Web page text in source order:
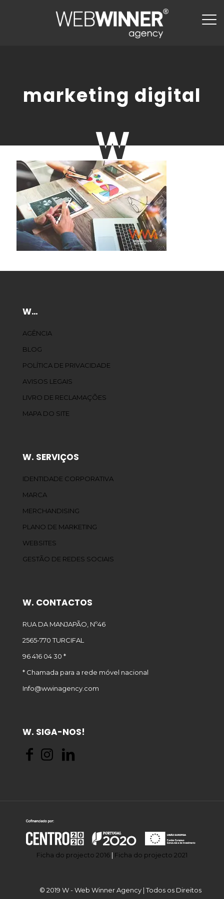
marketing digital
W…
AGÊNCIA
BLOG
POLÍTICA DE PRIVACIDADE
AVISOS LEGAIS
LIVRO DE RECLAMAÇÕES
MAPA DO SITE
W. SERVIÇOS
IDENTIDADE CORPORATIVA
MARCA
MERCHANDISING
PLANO DE MARKETING
WEBSITES
GESTÃO DE REDES SOCIAIS
W. CONTACTOS
RUA DA MANJAPÃO, Nº46
2565-770 TURCIFAL
96 416 04 30 *
* Chamada para a rede móvel nacional
Info@wwinagency.com
W. SIGA-NOS!
Ficha do projecto 2016 | Ficha do projecto 2021
© 2019 W - Web Winner Agency | Todos os Direitos